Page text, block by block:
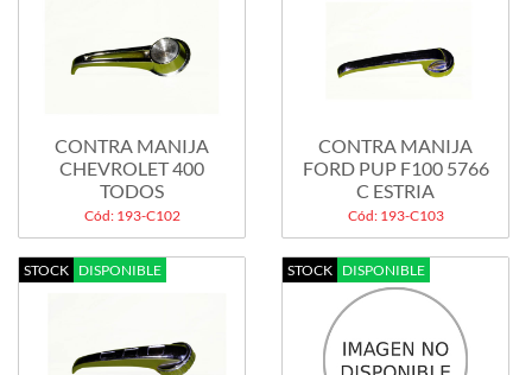
CONTRA MANIJA
CHEVROLET 400
TODOS
Cód: 193-C102
CONTRA MANIJA
FORD PUP F100 5766
C ESTRIA
Cód: 193-C103
STOCK DISPONIBLE STOCK DISPONIBLE